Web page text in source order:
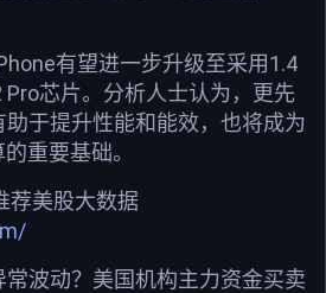
有望进一步升级至采用1.4
芯片。分析人士认为，更先
于提升性能和能效，也将成为
重要基础。
荐美股大数据
波动？美国机构主力资金买卖